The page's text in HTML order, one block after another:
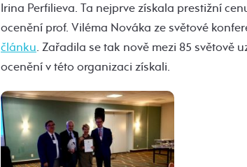
Irina Perfilieva. Ta nejprve získala prestižní
ocenění prof. Viléma Nováka ze světové
článku. Zařadila se tak nově mezi 85 světově
ocenění v této organizaci získali.